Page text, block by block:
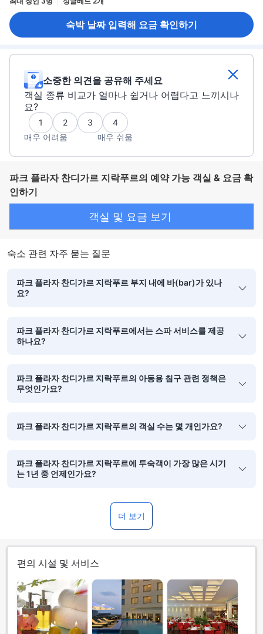
숙박 날짜 입력해 요금 확인하기
소중한 의견을 공유해 주세요
객실 종류 비교가 얼마나 쉽거나 어렵다고 느끼시나
요?
1 2 3
4
매우 어려움
매우 쉬움
파크 플라자 찬디가르 지락푸르의 예약 가능 객실 & 요금 확
인하기
객실 및 요금 보기
숙소 관련 자주 묻는 질문
파크 플라자 찬디가르 지락푸르 부지 내에 바(bar)가 있나
요?
파크 플라자 찬디가르 지락푸르에서는 스파 서비스를 제공
하나요?
파크 플라자 찬디가르 지락푸르의 아동용 침구 관련 정책은
무엇인가요?
파크 플라자 찬디가르 지락푸르의 객실 수는 몇 개인가요?
파크 플라자 찬디가르 지락푸르에 투숙객이 가장 많은 시기
는 1년 중 언제인가요?
더 보기
편의 시설 및 서비스